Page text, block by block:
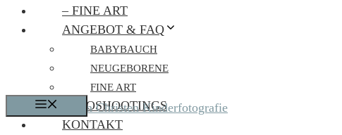
– FINE ART
ANGEBOT & FAQ
BABYBAUCH
NEUGEBORENE
FINE ART
FOTOSHOOTINGS
KONTAKT
MENÜ